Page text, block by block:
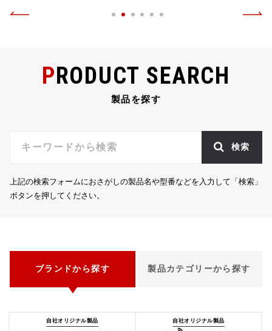
PRODUCT SEARCH
製品を探す
検索
上記の検索フォームにおさがしの製品名や型番などを入力して「検索」
ボタンを押してください。
ブランドから探す 製品カテゴリーから探す
自社オリジナル製品 自社オリジナル製品